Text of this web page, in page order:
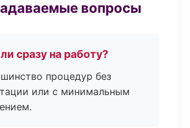
вопросы
сразу на работу?
процедур без
или с минимальным